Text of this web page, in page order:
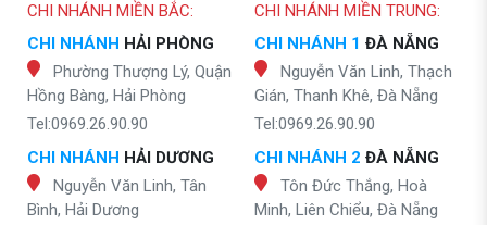
CHI NHÁNH MIỀN BẮC:
CHI NHÁNH HẢI PHÒNG
Phường Thượng Lý, Quận
Hồng Bàng, Hải Phòng
Tel:0969.26.90.90
CHI NHÁNH HẢI DƯƠNG
Nguyễn Văn Linh, Tân
Bình, Hải Dương
CHI NHÁNH MIỀN TRUNG:
CHI NHÁNH 1 ĐÀ NẴNG
Nguyễn Văn Linh, Thạch
Gián, Thanh Khê, Đà Nẵng
Tel:0969.26.90.90
CHI NHÁNH 2 ĐÀ NẴNG
Tôn Đức Thắng, Hoà
Minh, Liên Chiểu, Đà Nẵng